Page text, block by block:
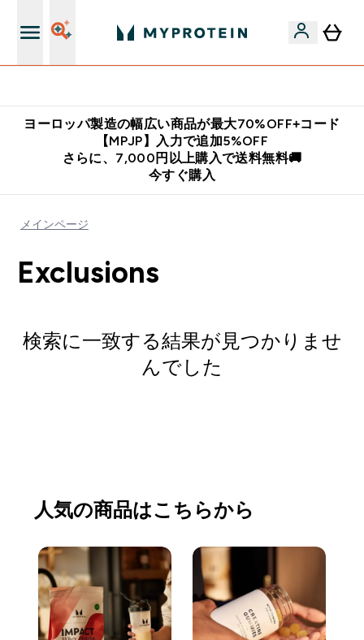
ヨーロッパ製造の幅広い商品が最大70%OFF+コード
【MPJP】入力で追加5%OFF
さらに、7,000円以上購入で送料無料🚚
今すぐ購入
メインページ
Exclusions
検索に一致する結果が見つかりませ
んでした
人気の商品はこちらから